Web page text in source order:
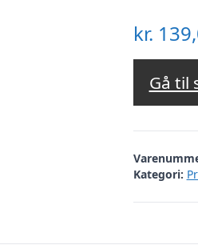
kr.
Gå til
Kategori: